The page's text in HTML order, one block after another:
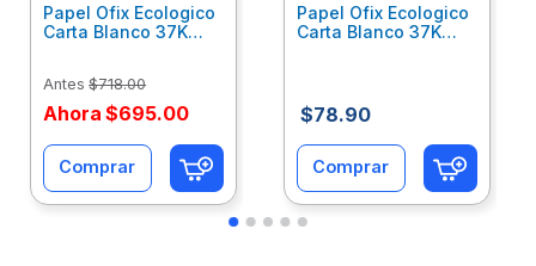
Papel Ofix Ecologico
Carta Blanco 37K
Antes $718.00
Ahora $695.00
Comprar
Papel Ofix Ecologico
Carta Blanco 37K
$78.90
Comprar